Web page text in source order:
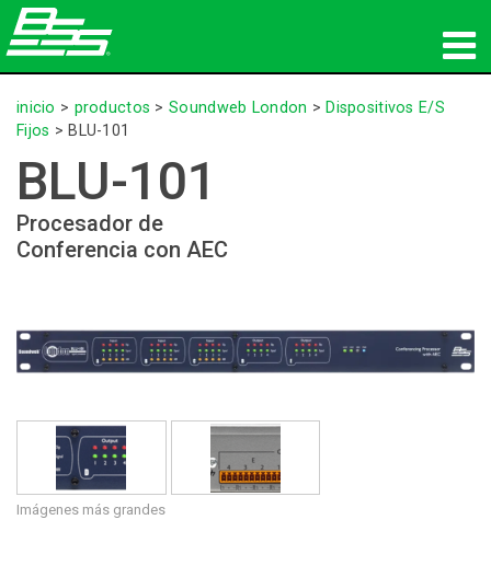
productos
dónde comprar
noticias
soporte
inicio > productos >Soundweb London > Dispositivos E/S
Fijos > BLU-101
BLU-101
Procesador de
Conferencia con AEC
Imágenes más grandes